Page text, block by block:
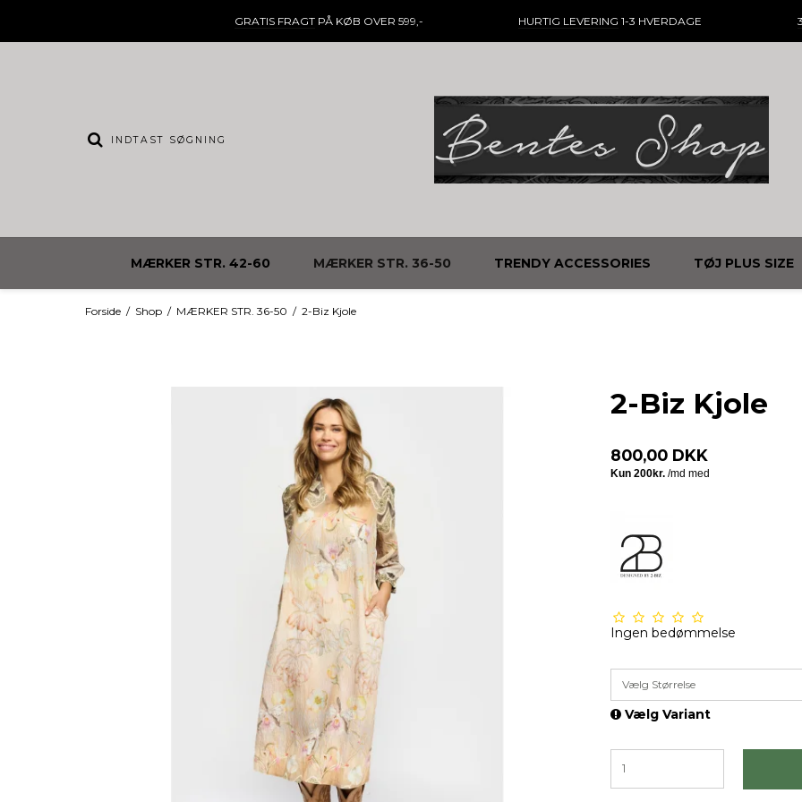
GRATIS FRAGTPÅ KØB OVER 599,- HURTIG LEVERING 1-3 HVERDAGE
MÆRKER STR. 42-60 MÆRKER STR. 36-50 TRENDY ACCESSORIES TØJ PLUS SIZE
Forside / Shop / MÆRKER STR. 36-50 / 2-Biz Kjole
2-Biz Kjole
800,00 DKK
Ingen bedømmelse
Vælg Størrelse
Vælg Variant